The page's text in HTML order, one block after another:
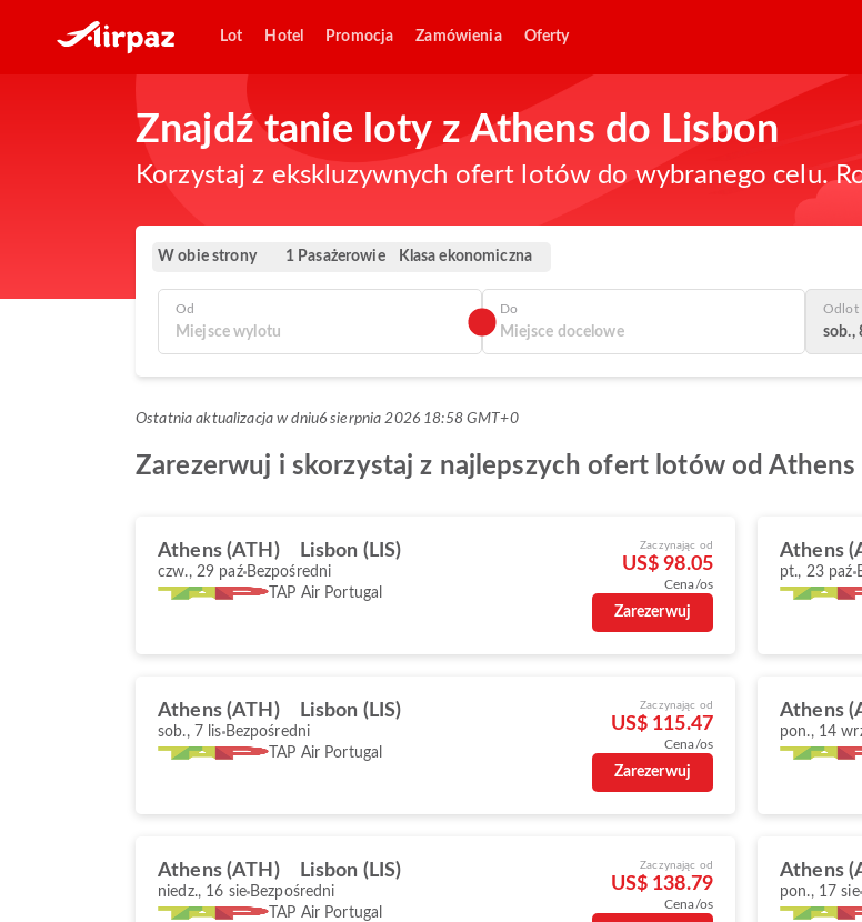
Lot Hotel Promocja Zamówienia Oferty
Znajdź tanie loty z Athens do Lisbon
Korzystaj z ekskluzywnych ofert lotów do wybranego celu.
W obie strony 1 Pasażerowie Klasa ekonomiczna
Od Do Odlot
sob.,
Ostatnia aktualizacja w dniu6 sierpnia 2026 18:58 GMT+0
Zarezerwuj i skorzystaj z najlepszych ofert lotów od Athens
Athens (ATH) Lisbon (LIS)
czw., 29 paź Bezpośredni
TAP Air Portugal
Zaczynając od
US$ 98.05
Cena/os
Zarezerwuj
Athens
pt., 23 paź
Athens (ATH) Lisbon (LIS)
sob., 7 lis Bezpośredni
TAP Air Portugal
Zaczynając od
US$ 115.47
Cena/os
Zarezerwuj
Athens
pon., 14
Athens (ATH) Lisbon (LIS)
niedz., 16 sie Bezpośredni
TAP Air Portugal
Zaczynając od
US$ 138.79
Cena/os
Athens
pon., 17 sie